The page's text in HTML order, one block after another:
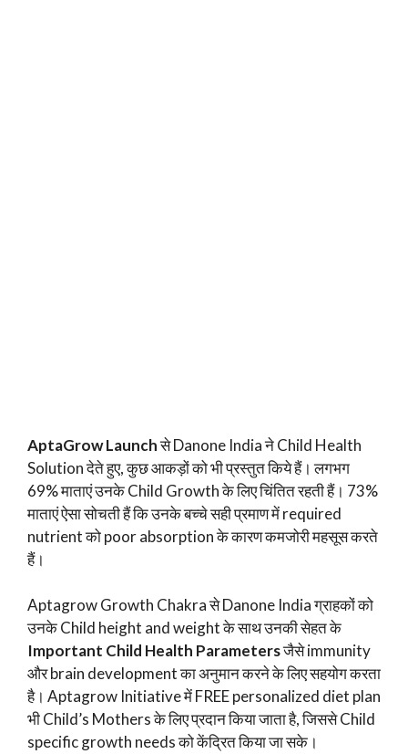
AptaGrow Launchसे Danone India ने Child Health
Solution देते हुए, कुछ आकड़ों को भी प्रस्तुत किये हैं। लगभग
69% माताएं उनके Child Growth के लिए चिंतित रहती हैं। 73%
माताएं ऐसा सोचती हैं कि उनके बच्चे सही प्रमाण में required
nutrient को poor absorption के कारण कमजोरी महसूस करते
हैं।
Aptagrow Growth Chakra से Danone India ग्राहकों को
उनके Child height and weight के साथ उनकी सेहत के
Important Child Health Parametersजैसे immunity
और brain development का अनुमान करने के लिए सहयोग करता
है। Aptagrow Initiative में FREE personalized diet plan
भी Child’s Mothers के लिए प्रदान किया जाता है, जिससे Child
specific growth needs को केंद्रित किया जा सके।